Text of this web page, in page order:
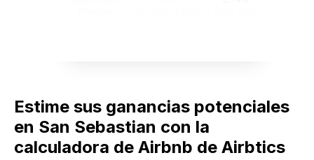
Estime sus ganancias potenciales
en San Sebastian con la
calculadora de Airbnb de Airbtics